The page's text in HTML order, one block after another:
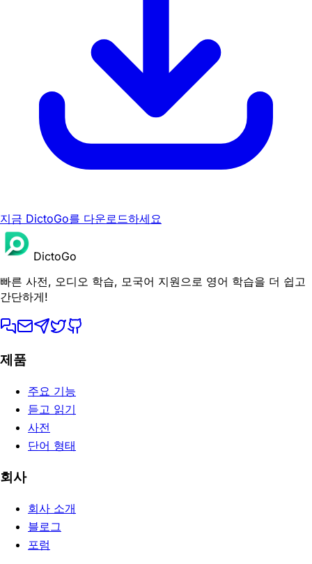
지금 DictoGo를 다운로드하세요
DictoGo
빠른 사전, 오디오 학습, 모국어 지원으로 영어 학습을 더 쉽고
간단하게!
제품
주요 기능
듣고 읽기
사전
단어 형태
회사
회사 소개
블로그
포럼